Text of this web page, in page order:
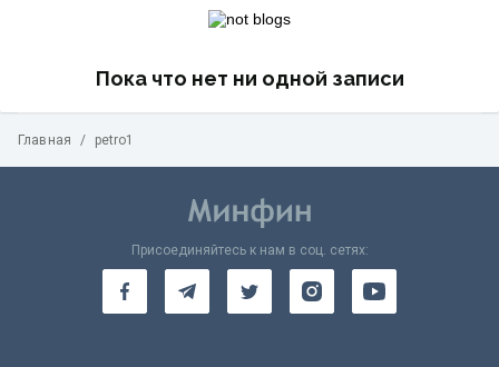
Пока что нет ни одной записи
Главная / petro1
Присоединяйтесь к нам в соц. сетях: